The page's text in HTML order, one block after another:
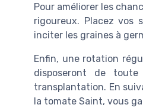
Pour améliorer les
rigoureux. Placez vos
inciter les graines à
Enfin, une rotation
disposeront de
transplantation. En
la tomate Saint, vous